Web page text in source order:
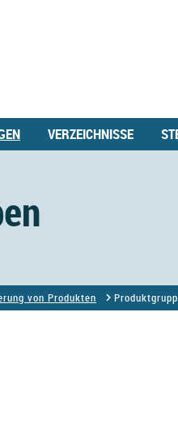
VERZEICHNISSE
von Produkten